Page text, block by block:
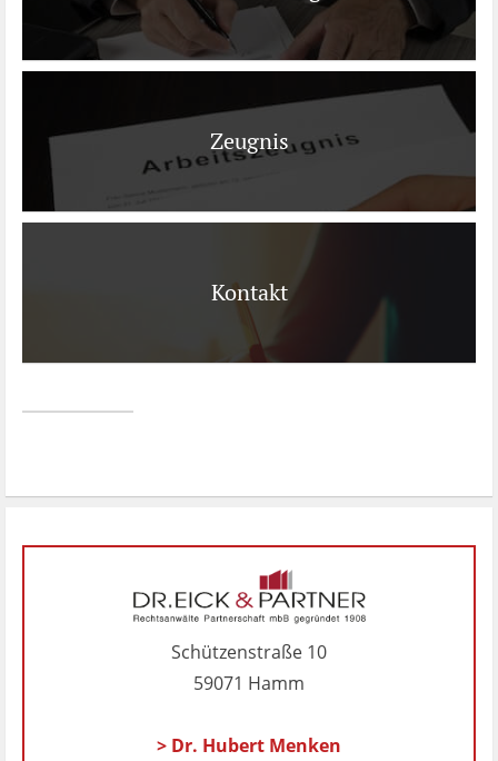
Zeugnis
Kontakt
Schützenstraße 10
59071 Hamm
> Dr. Hubert Menken